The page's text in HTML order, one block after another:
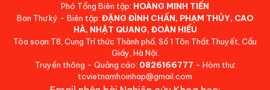
Phó Tổng Biên tập: HOÀNG MINH TIẾN
Ban Thư ký - Biên tập: ĐẶNG ĐÌNH CHẤN, PHẠM THỦY, CAO
HÀ, NHẬT QUANG, ĐOÀN HIẾU
Tòa soạn:T8, Cung Trí thức Thành phố, Số 1 Tôn Thất Thuyết, Cầu
Giấy, Hà Nội.
Truyền thông - Quảng cáo: 0826166777 - Hòm thư:
tcvietnamhoinhap@gmail.com